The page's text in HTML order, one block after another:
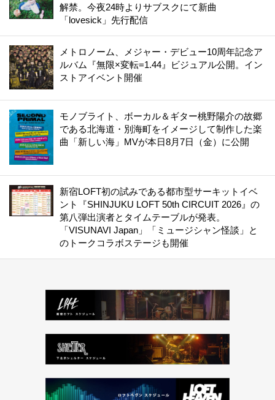
解禁。今夜24時よりサブスクにて新曲
「lovesick」先行配信
メトロノーム、メジャー・デビュー10周年記念ア
ルバム『無限×変転=1.44』ビジュアル公開。イン
ストアイベント開催
モノブライト、ボーカル＆ギター桃野陽介の故郷
である北海道・別海町をイメージして制作した楽
曲「新しい海」MVが本日8月7日（金）に公開
新宿LOFT初の試みである都市型サーキットイベ
ント『SHINJUKU LOFT 50th CIRCUIT 2026』の
第八弾出演者とタイムテーブルが発表。
「VISUNAVI Japan」「ミュージシャン怪談」と
のトークコラボステージも開催